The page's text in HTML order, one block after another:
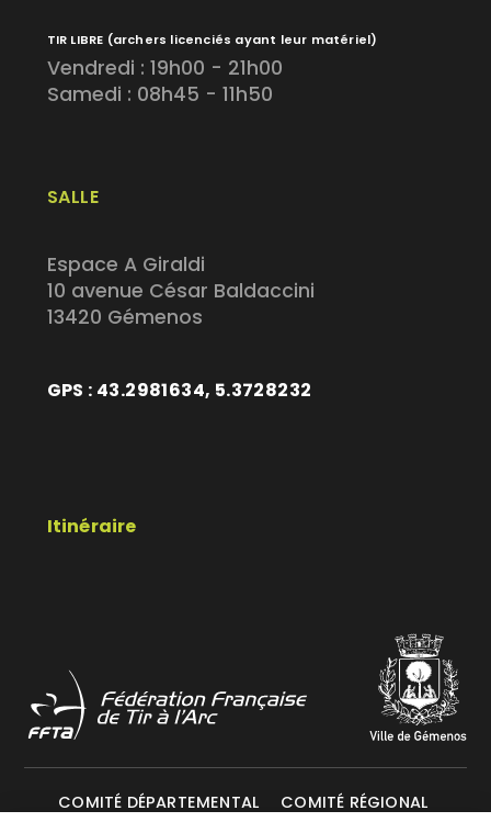
SALLE
Espace A Giraldi
10 avenue César Baldaccini
13420 Gémenos
GPS : 43.2981634, 5.3728232
Itinéraire
TIR LIBRE (archers licenciés ayant leur matériel)
Vendredi : 19h00 - 21h00
Samedi : 08h45 - 11h50
COMITÉ DÉPARTEMENTAL COMITÉ RÉGIONAL